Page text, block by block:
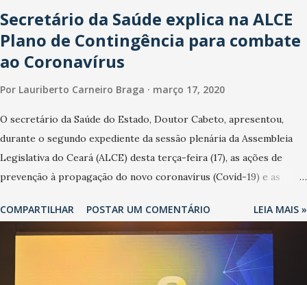
Secretário da Saúde explica na ALCE
Plano de Contingência para combate
ao Coronavírus
Por Lauriberto Carneiro Braga março 17, 2020
O secretário da Saúde do Estado, Doutor Cabeto, apresentou,
durante o segundo expediente da sessão plenária da Assembleia
Legislativa do Ceará (ALCE) desta terça-feira (17), as ações de
prevenção à propagação do novo coronavírus (Covid-19) e as
da pandemia e atendimento aos enfermos. O secretário informou
que o Estado tem desenvolvido um plano de contingência pautado
em formas de reconhecimento da população suspeita e de
cuidados com os ambientes públicos e domiciliares. “Nós não
COMPARTILHAR POSTAR UM COMENTÁRIO LEIA MAIS »